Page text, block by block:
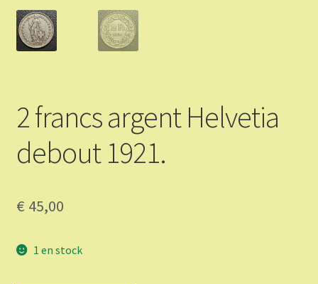
Conditions d’utilisation
Mon compte
2 francs argent Helvetia
debout 1921.
€ 45,00
1 en stock